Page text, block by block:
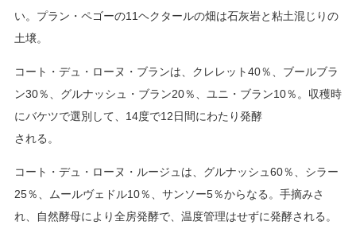
い。プラン・ペゴーの11ヘクタールの畑は石灰岩と粘土混じりの
土壌。
コート・デュ・ローヌ・ブランは、クレレット40％、ブールブラ
ン30％、グルナッシュ・ブラン20％、ユニ・ブラン10％。収穫時
にバケツで選別して、14度で12日間にわたり発酵
される。
コート・デュ・ローヌ・ルージュは、グルナッシュ60％、シラー
25％、ムールヴェドル10％、サンソー5％からなる。手摘みさ
れ、自然酵母により全房発酵で、温度管理はせずに発酵される。